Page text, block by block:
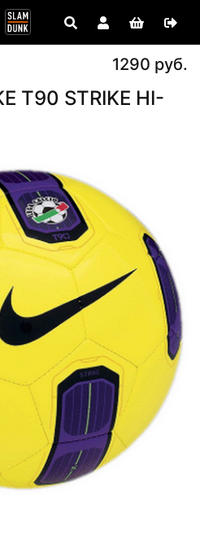
1290 руб.
T90 STRIKE HI-